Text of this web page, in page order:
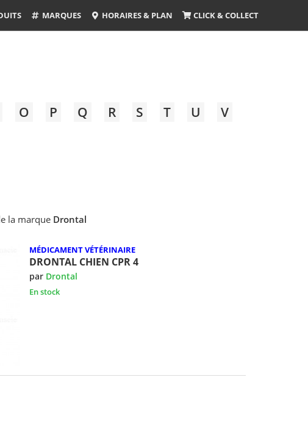
MARQUES HORAIRES & PLAN CLICK & COLLECT
O P Q R S T U
V
la marque Drontal
MÉDICAMENT VÉTÉRINAIRE
DRONTAL CHIEN CPR 4
par Drontal
En stock